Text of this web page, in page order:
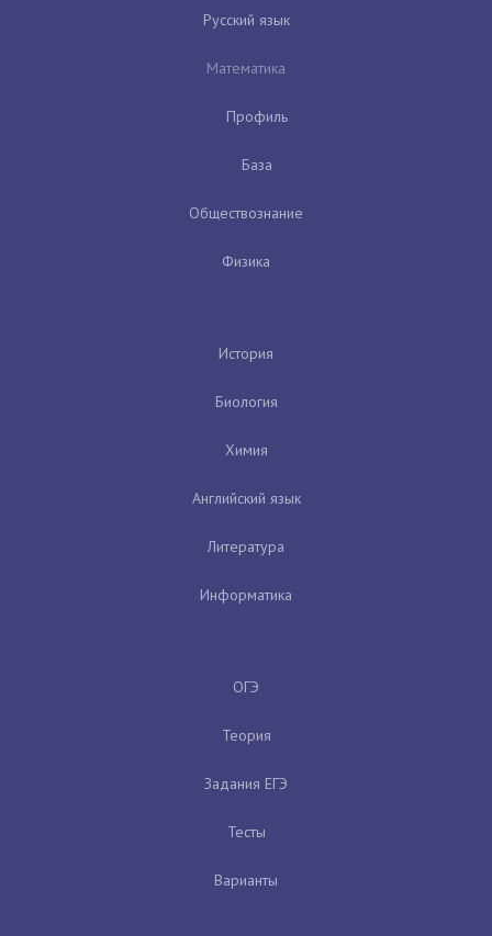
Русский язык
Математика
Профиль
База
Обществознание
Физика
История
Биология
Химия
Английский язык
Литература
Информатика
ОГЭ
Теория
Задания ЕГЭ
Тесты
Варианты